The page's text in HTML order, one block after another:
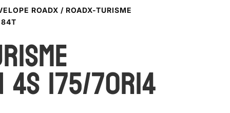
ROADX / ROADX-TURISME
84T
4S 175/70R14